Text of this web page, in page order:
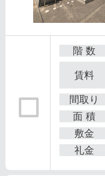
階 数
賃料
間取り
面 積
敷金
礼金